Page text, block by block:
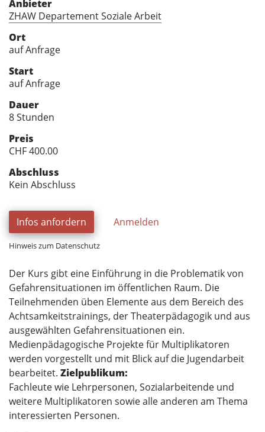
Anbieter
ZHAW Departement Soziale Arbeit
Ort
auf Anfrage
Start
auf Anfrage
Dauer
8 Stunden
Preis
CHF 400.00
Abschluss
Kein Abschluss
Infos anfordern Anmelden
Hinweis zum Datenschutz
Der Kurs gibt eine Einführung in die Problematik von
Gefahrensituationen im öffentlichen Raum. Die
Teilnehmenden üben Elemente aus dem Bereich des
Achtsamkeitstrainings, der Theaterpädagogik und aus
ausgewählten Gefahrensituationen ein.
Medienpädagogische Projekte für Multiplikatoren
werden vorgestellt und mit Blick auf die Jugendarbeit
bearbeitet. Zielpublikum:
Fachleute wie Lehrpersonen, Sozialarbeitende und
weitere Multiplikatoren sowie alle anderen am Thema
interessierten Personen.